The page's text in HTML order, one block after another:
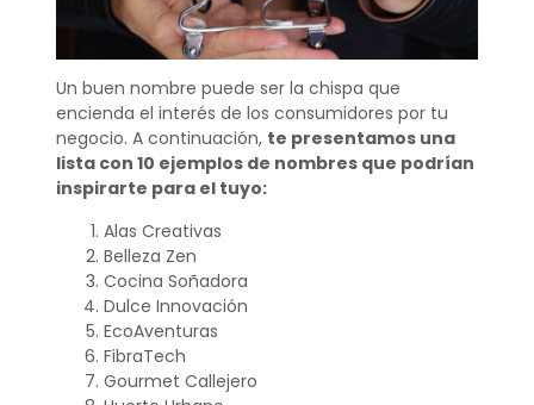
Un buen nombre puede ser la chispa que
encienda el interés de los consumidores por tu
negocio. A continuación, te presentamos una
lista con 10 ejemplos de nombres que podrían
inspirarte para el tuyo:
Alas Creativas
Belleza Zen
Cocina Soñadora
Dulce Innovación
EcoAventuras
FibraTech
Gourmet Callejero